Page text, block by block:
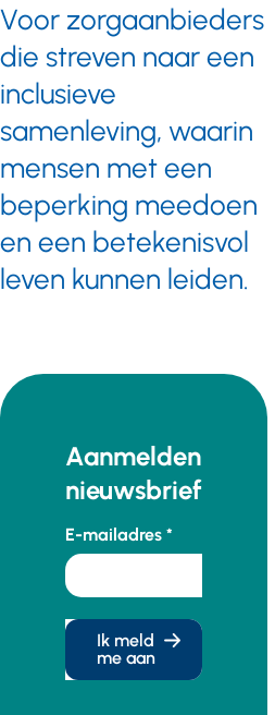
Voor zorgaanbieders
die streven naar een
inclusieve
samenleving, waarin
mensen met een
beperking meedoen
en een betekenisvol
leven kunnen leiden.
Aanmelden
nieuwsbrief
E-mailadres
Ik meld
me aan